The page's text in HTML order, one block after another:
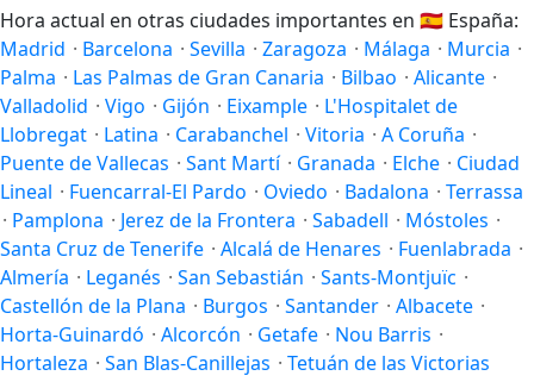
Hora actual en otras ciudades importantes en 🇪🇸 España:
Madrid · Barcelona · Sevilla · Zaragoza · Málaga · Murcia ·
Palma · Las Palmas de Gran Canaria · Bilbao · Alicante ·
Valladolid · Vigo · Gijón · Eixample · L'Hospitalet de
Llobregat · Latina · Carabanchel · Vitoria · A Coruña ·
Puente de Vallecas · Sant Martí · Granada · Elche · Ciudad
Lineal · Fuencarral-El Pardo · Oviedo · Badalona · Terrassa
· Pamplona · Jerez de la Frontera · Sabadell · Móstoles ·
Santa Cruz de Tenerife · Alcalá de Henares · Fuenlabrada ·
Almería · Leganés · San Sebastián · Sants-Montjuïc ·
Castellón de la Plana · Burgos · Santander · Albacete ·
Horta-Guinardó · Alcorcón · Getafe · Nou Barris ·
Hortaleza · San Blas-Canillejas · Tetuán de las Victorias